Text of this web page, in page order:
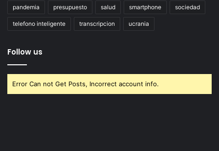
pandemia presupuesto salud smartphone sociedad
telefono inteligente transcripcion ucrania
Follow us
Error Can not Get Posts, Incorrect account info.